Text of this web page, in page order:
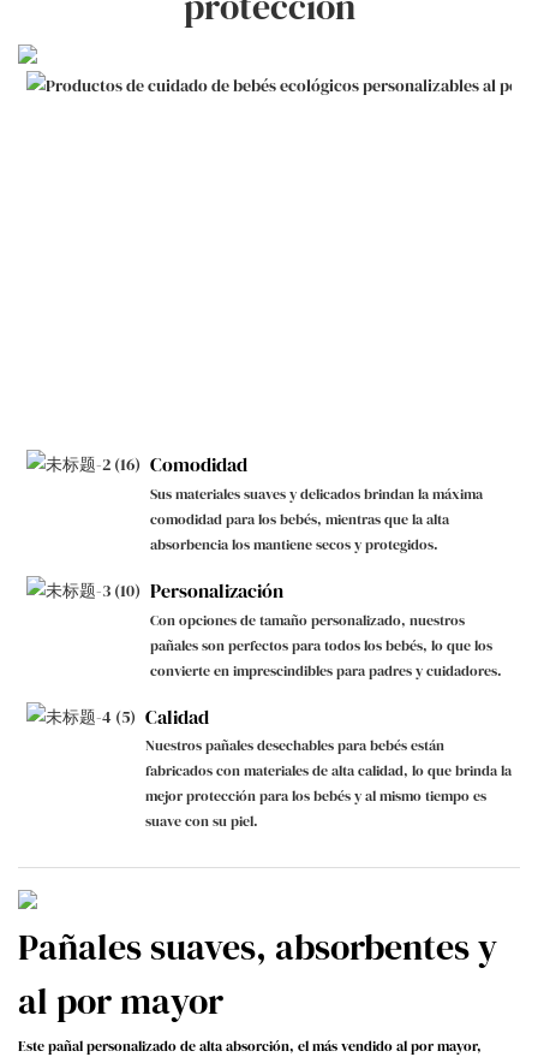
Comodidad
Sus materiales suaves y delicados brindan la máxima
comodidad para los bebés, mientras que la alta
absorbencia los mantiene secos y protegidos.
Personalización
Con opciones de tamaño personalizado, nuestros
pañales son perfectos para todos los bebés, lo que los
convierte en imprescindibles para padres y cuidadores.
Calidad
Nuestros pañales desechables para bebés están
fabricados con materiales de alta calidad, lo que brinda la
mejor protección para los bebés y al mismo tiempo es
suave con su piel.
Pañales suaves, absorbentes y
al por mayor
Este pañal personalizado de alta absorción, el más vendido al por mayor,